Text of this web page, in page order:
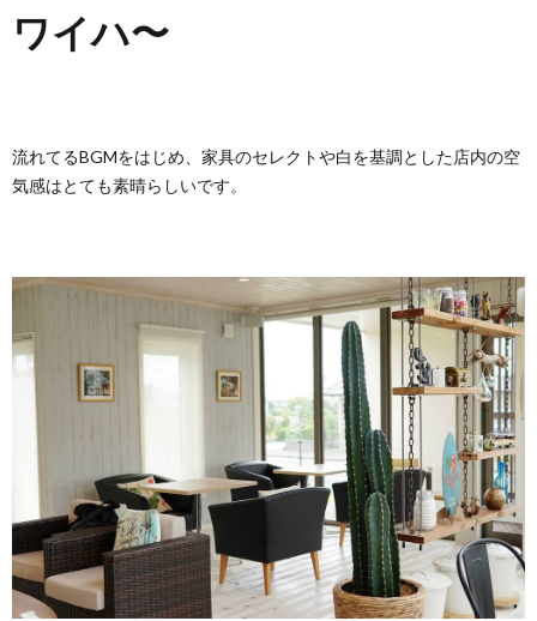
ワイハ〜
流れてるBGMをはじめ、家具のセレクトや白を基調とした店内の空
気感はとても素晴らしいです。